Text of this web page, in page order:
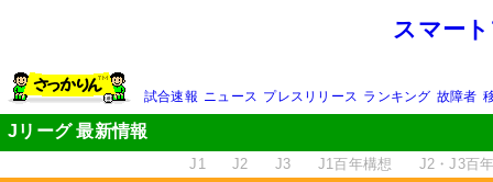
スマー
試合速報 ニュース プレスリリース ランキング 故障者
Jリーグ 最新情報
J1 J2 J3 J1百年構想 J2・J3百